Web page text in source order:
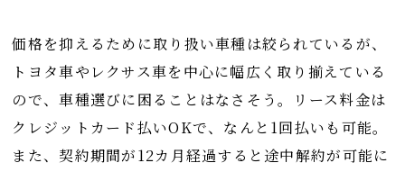
価格を抑えるために取り扱い車種は絞られているが、
トヨタ車やレクサス車を中心に幅広く取り揃えている
ので、車種選びに困ることはなさそう。リース料金は
クレジットカード払いOKで、なんと1回払いも可能。
また、契約期間が12カ月経過すると途中解約が可能に